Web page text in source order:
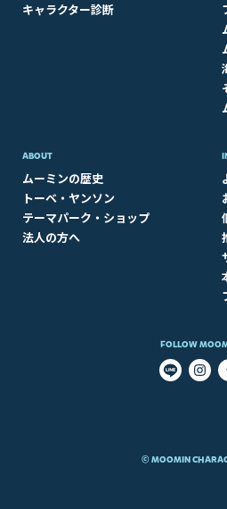
キャラクター診断
ABOUT​
ムーミンの歴史
トーベ・ヤンソン
テーマパーク・ショップ
法人の方へ
FOLLOW
© MOOMIN